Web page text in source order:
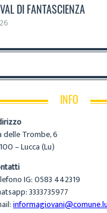
DI FANTASCIENZA
INFO
delle Trombe, 6
– Lucca (Lu)
IG: 0583 442319
3333735977